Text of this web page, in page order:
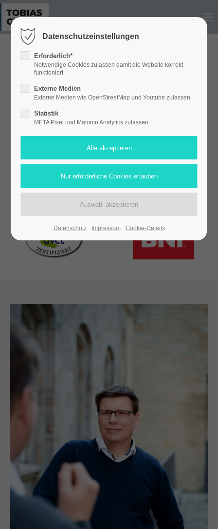
LOGIN
Benutzername
Lost your password?
/ 365days
Cybersteel Inc.
376-293 City Road, Suite 600
San Francisco, CA 94102
Lorem ipsum dolor sit amet, consectetuer adipiscing elit.
Aenean commodo ligula eget dolor. Aenean massa. Cum
sociis natoque penatibus et magnis dis parturient montes,
nascetur ridiculus mus. Donec quam felis, ultricies nec.
Datenschutzeinstellungen
Erforderlich*
Notwendige Cookies zulassen damit die Website korrekt
funktioniert
Externe Medien
Externe Medien wie OpenStreetMap und Youtube zulassen
Statistik
META Pixel und Matomo Analytics zulassen
Datenschutz Impressum Cookie-Details